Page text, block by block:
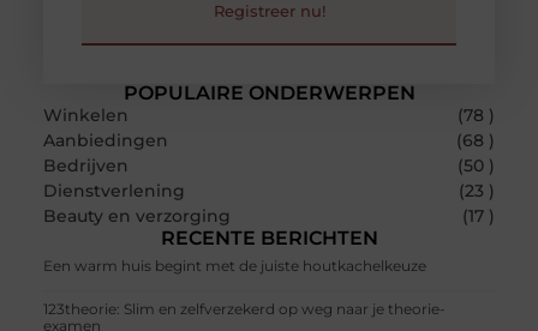
POPULAIRE ONDERWERPEN
Winkelen
(78 )
Aanbiedingen
(68 )
Bedrijven
(50 )
Dienstverlening
(23 )
Beauty en verzorging
(17 )
RECENTE BERICHTEN
Een warm huis begint met de juiste houtkachelkeuze
123theorie: Slim en zelfverzekerd op weg naar je theorie-
examen
Registreer nu!